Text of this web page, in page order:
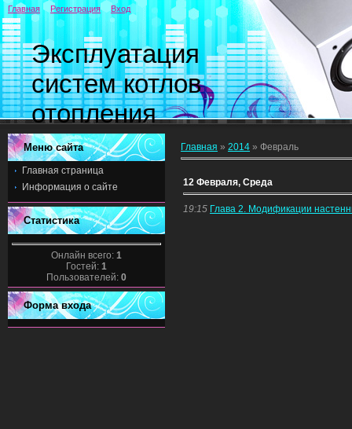
Эксплуатация
систем котлов
отопления
Главная Регистрация Вход
Меню сайта
Главная страница
Информация о сайте
Статистика
Онлайн всего: 1
Гостей: 1
Пользователей: 0
Форма входа
Главная » 2014 » Февраль
12 Февраля, Среда
19:15 Глава 2. Модификации